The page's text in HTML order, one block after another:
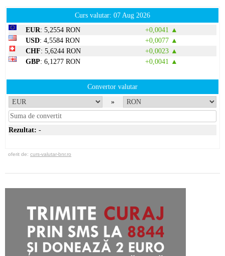
Curs valutar: 07 Aug 2026
EUR: 5,2554 RON
+0,0041 ▲
USD: 4,5584 RON
+0,0077 ▲
CHF: 5,6244 RON
+0,0023 ▲
GBP: 6,1277 RON +0,0041 ▲
Convertor valutar
»
Rezultat: -
oferit de: curs-valutar-bnr.ro